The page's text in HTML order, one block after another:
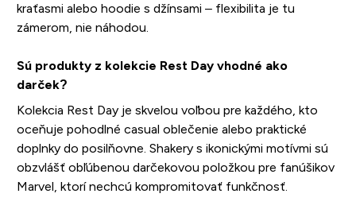
kraťasmi alebo hoodie s džínsami – flexibilita je tu
zámerom, nie náhodou.
Sú produkty z kolekcie Rest Day vhodné ako
darček?
Kolekcia Rest Day je skvelou voľbou pre každého, kto
oceňuje pohodlné casual oblečenie alebo praktické
doplnky do posilňovne. Shakery s ikonickými motívmi sú
obzvlášť obľúbenou darčekovou položkou pre fanúšikov
Marvel, ktorí nechcú kompromitovať funkčnosť.